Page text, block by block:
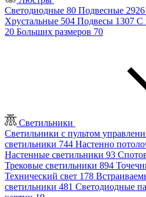
Светодиодные 80 Подвесные 2926
Хрустальные 504 Подвесы 1307 С
20 Больших размеров 70
Светильники
Светильники с пультом
светильники 744 Настенно
Настенные светильники 93
Трековые светильники 894
Технический свет 178
светильники 481 Светодиодные